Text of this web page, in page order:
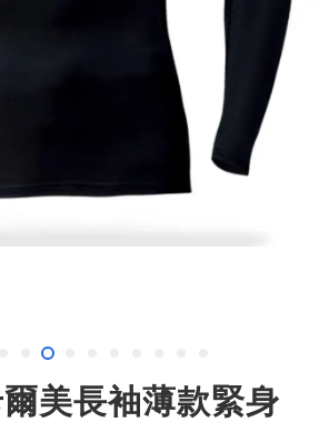
美長袖薄款緊身